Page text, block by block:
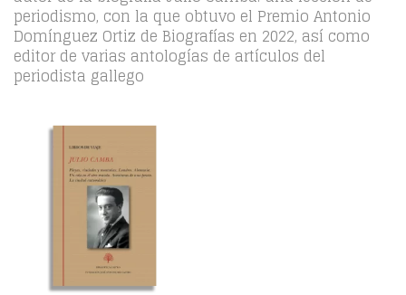
periodismo, con la que obtuvo el Premio Antonio
Domínguez Ortiz de Biografías en 2022, así como
editor de varias antologías de artículos del
periodista gallego